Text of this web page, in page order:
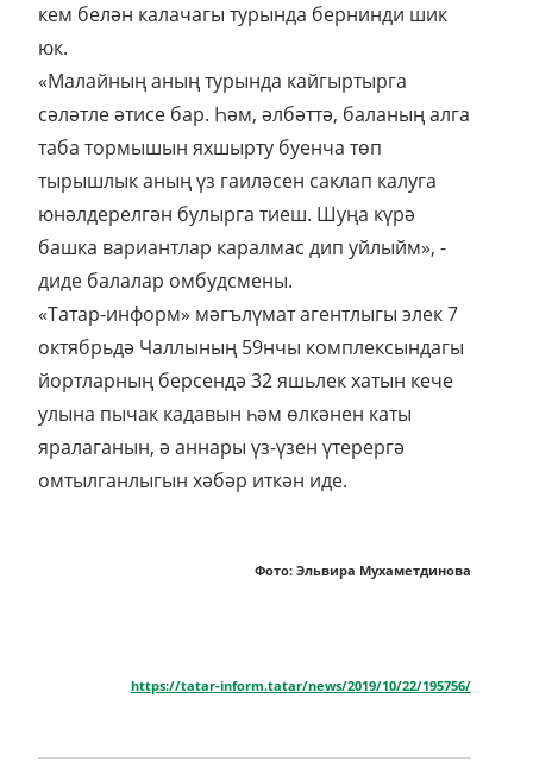
кем белән калачагы турында бернинди шик
юк.
«Малайның аның турында кайгыртырга
сәләтле әтисе бар. Һәм, әлбәттә, баланың алга
таба тормышын яхшырту буенча төп
тырышлык аның үз гаиләсен саклап калуга
юнәлдерелгән булырга тиеш. Шуңа күрә
башка вариантлар каралмас дип уйлыйм», -
диде балалар омбудсмены.
«Татар-информ» мәгълүмат агентлыгы элек 7
октябрьдә Чаллының 59нчы комплексындагы
йортларның берсендә 32 яшьлек хатын кече
улына пычак кадавын һәм өлкәнен каты
яралаганын, ә аннары үз-үзен үтерергә
омтылганлыгын хәбәр иткән иде.
Фото: Эльвира Мухаметдинова
https://tatar-inform.tatar/news/2019/10/22/195756/